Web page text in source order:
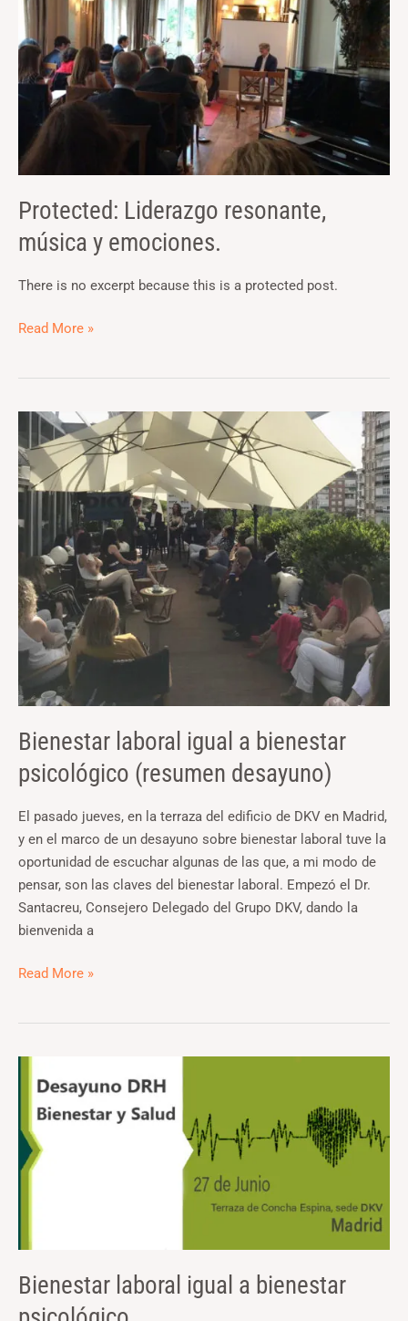
Protected: Liderazgo resonante,
música y emociones.
There is no excerpt because this is a protected post.
resonante,
música
y
emociones.
Read More »
Bienestar laboral igual a bienestar
psicológico (resumen desayuno)
El pasado jueves, en la terraza del edificio de DKV en Madrid,
y en el marco de un desayuno sobre bienestar laboral tuve la
oportunidad de escuchar algunas de las que, a mi modo de
pensar, son las claves del bienestar laboral. Empezó el Dr.
Santacreu, Consejero Delegado del Grupo DKV, dando la
bienvenida a
Bienestar
laboral
igual
a
bienestar
psicológico
(resumen
desayuno)
Read More »
Bienestar laboral igual a bienestar
laboral
igual
a
bienestar